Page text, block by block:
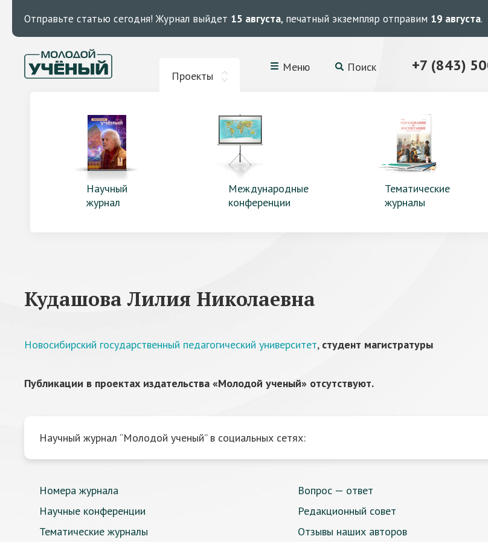
Отправьте статью сегодня! Журнал выйдет 15 августа, печатный экземпляр отправим 19 августа.
Проекты
Меню Поиск +7 (843)
Научный
журнал
Международные
конференции
Тематические
журналы
Кудашова Лилия Николаевна
Новосибирский государственный педагогический университет, студент магистратуры
Публикации в проектах издательства «Молодой ученый» отсутствуют.
Научный журнал “Молодой ученый” в социальных сетях:
Номера журнала
Научные конференции
Тематические журналы
Вопрос — ответ
Редакционный совет
Отзывы наших авторов